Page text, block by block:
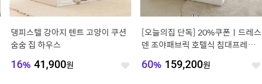
댕피스텔 강아지 텐트 고양이 쿠션
숨숨 집 하우스
16% 41,900원 좋
[오늘의집 단독] 20%쿠폰ㅣ드레스
덴 조야패브릭 호텔식 침대프레임 S
60% 159,200원 좋